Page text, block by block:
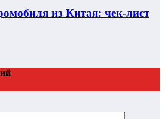
из Китая: чек-лист